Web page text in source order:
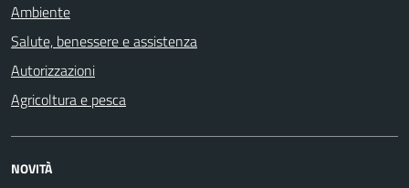
Ambiente
Salute, benessere e assistenza
Autorizzazioni
Agricoltura e pesca
NOVITÀ